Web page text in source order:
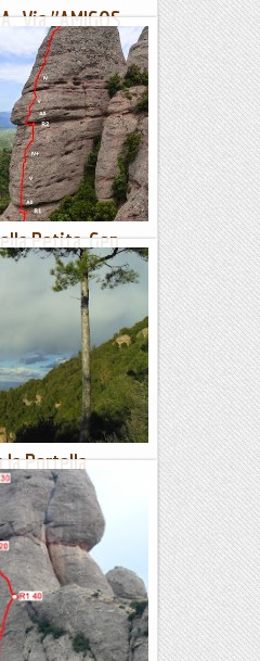
Via "AMIGOS
anar a fer una visita a la
dubtes al final ens
el Xavier i...
Petita, Gep
dissabte
segur i vàrem estar
a on anar. Finalment...
la Portella
de la Senda de los
de diferents vies
de nom va ser...